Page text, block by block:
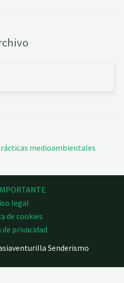
legal
de cookies
privacidad
Senderismo